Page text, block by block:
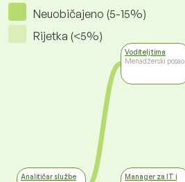
Neuobičajeno (5-15%)
Rijetka (<5%)
Analitičar službe
Voditelj tima
Menadžerski posao
Manager za IT i